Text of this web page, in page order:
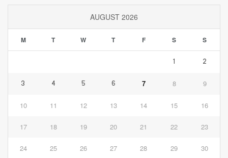
AUGUST 2026
M T W T F S S
1 2
3 4 5 6 7 8 9
10 11 12 13 14 15 16
17 18 19 20 21 22 23
24 25 26 27 28 29 30